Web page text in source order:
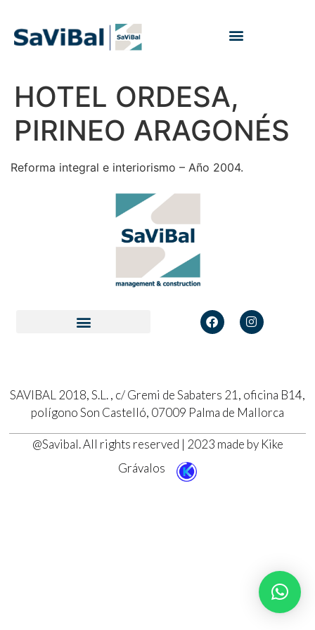
HOTEL ORDESA,
PIRINEO ARAGONÉS
Reforma integral e interiorismo – Año 2004.
SAVIBAL 2018, S.L. , c/ Gremi de Sabaters 21, oficina B14,
polígono Son Castelló, 07009 Palma de Mallorca
@Savibal. All rights reserved | 2023 made by Kike
Grávalos